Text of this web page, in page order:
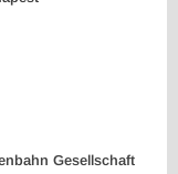
Gesellschaft